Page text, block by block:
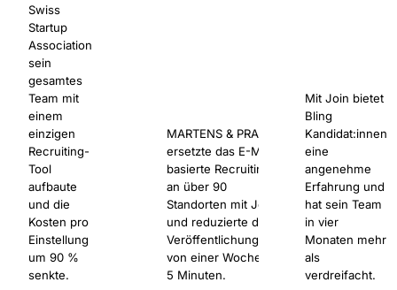
Swiss
Startup
Association
sein
gesamtes
Team mit
einem
einzigen
Recruiting-
Tool
aufbaute
und die
Kosten pro
Einstellung
um 90 %
senkte.
MARTENS & PRAHL
ersetzte das E-Mail-
basierte Recruiting
an über 90
Standorten mit Join
und reduzierte die
Veröffentlichungszeit
von einer Woche auf
5 Minuten.
Mit Join bietet
Bling
Kandidat:innen
eine
angenehme
Erfahrung und
hat sein Team
in vier
Monaten mehr
als
verdreifacht.